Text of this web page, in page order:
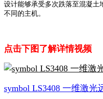
设计能够承受多次跌落至混凝土
不同的主机。
点击下图了解详情视频
symbol LS3408 一维激光